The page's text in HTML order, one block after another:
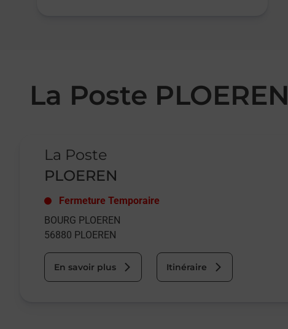
La Poste PLOEREN
La Poste
PLOEREN
Fermeture Temporaire
BOURG PLOEREN
56880 PLOEREN
En savoir plus Itinéraire